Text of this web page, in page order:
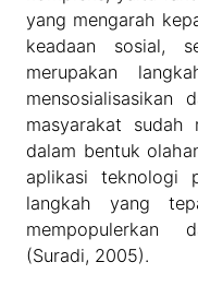
yang mengarah
keadaan sosial,
merupakan
masyarakat sudah
dalam bentuk
aplikasi teknologi
langkah yang
mempopulerkan
(Suradi, 2005).